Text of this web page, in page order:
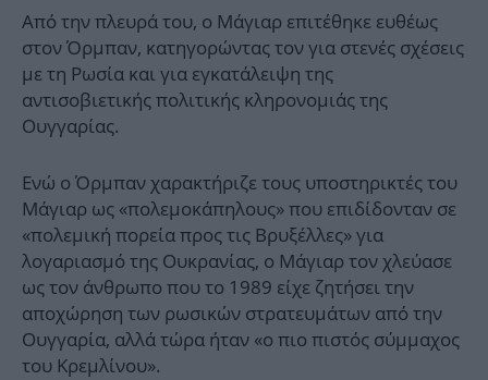
Από την πλευρά του, ο Μάγιαρ επιτέθηκε ευθέως
στον Όρμπαν, κατηγορώντας τον για στενές σχέσεις
με τη Ρωσία και για εγκατάλειψη της
αντισοβιετικής πολιτικής κληρονομιάς της
Ουγγαρίας.
Ενώ ο Όρμπαν χαρακτήριζε τους υποστηρικτές του
Μάγιαρ ως «πολεμοκάπηλους» που επιδίδονταν σε
«πολεμική πορεία προς τις Βρυξέλλες» για
λογαριασμό της Ουκρανίας, ο Μάγιαρ τον χλεύασε
ως τον άνθρωπο που το 1989 είχε ζητήσει την
αποχώρηση των ρωσικών στρατευμάτων από την
Ουγγαρία, αλλά τώρα ήταν «ο πιο πιστός σύμμαχος
του Κρεμλίνου».